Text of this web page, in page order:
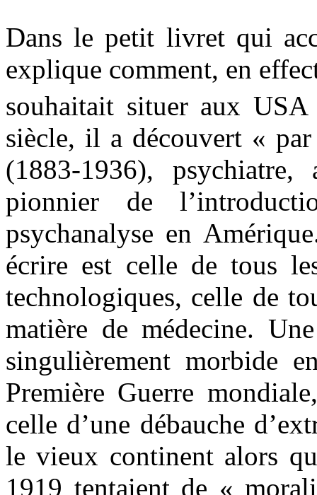
Dans le petit livret qui
explique comment, en
souhaitait situer aux
siècle, il a découvert «
(1883-1936),
pionnier de
psychanalyse en
écrire est celle de tous
technologiques, celle de
matière de médecine.
singulièrement morbide
Première Guerre
celle d’une débauche
le vieux continent alors
1919 tentaient de «